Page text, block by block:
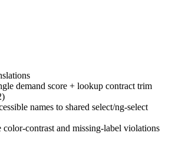
demand score + lookup contract trim
names to shared select/ng-select
contrast and missing-label violations